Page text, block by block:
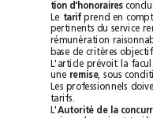
tion d'honoraires
tarif
remise
tarifs.
L'